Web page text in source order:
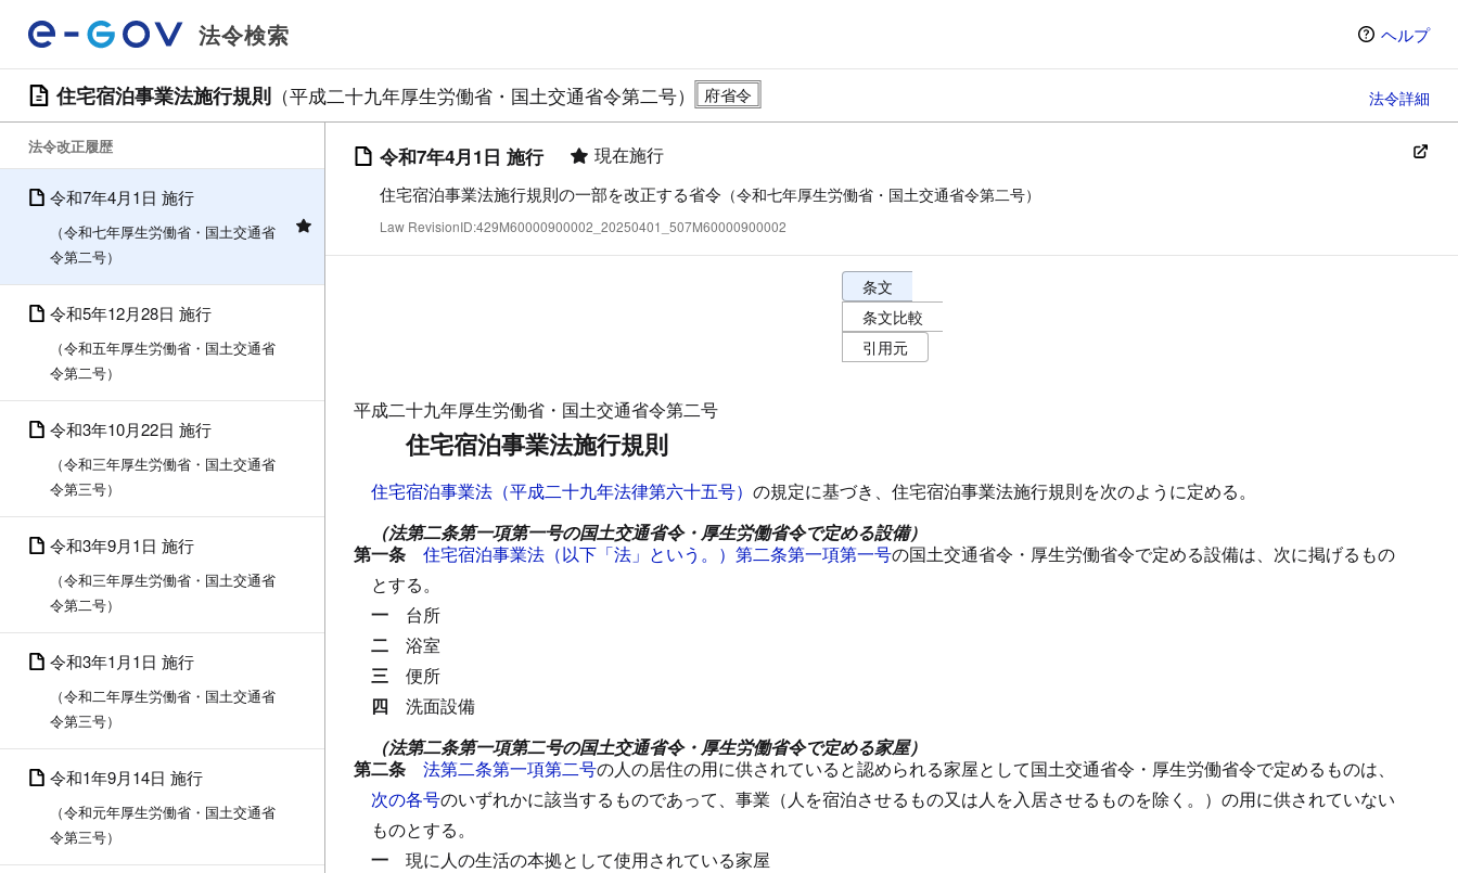
法令検索 ヘルプ
住宅宿泊事業法施行規則 （平成二十九年厚生労働省・国土交通省令第二号） 法令詳細
法令改正履歴
令和7年4月1日 施行
（令和七年厚生労働省・国土交通省
令第二号）
令和5年12月28日 施行
（令和五年厚生労働省・国土交通省
令第二号）
令和3年10月22日 施行
（令和三年厚生労働省・国土交通省
令第三号）
令和3年9月1日 施行
（令和三年厚生労働省・国土交通省
令第二号）
令和3年1月1日 施行
（令和二年厚生労働省・国土交通省
令第三号）
令和1年9月14日 施行
（令和元年厚生労働省・国土交通省
令第三号）
令和7年4月1日 施行 現在施行
住宅宿泊事業法施行規則の一部を改正する省令 （令和七年厚生労働省・国土交通省令第二号）
Law RevisionID:429M60000900002_20250401_507M60000900002
条文表示オプション（選択すると条文の表示方法が変わります）
条文
条文比較
引用元
平成二十九年厚生労働省・国土交通省令第二号
住宅宿泊事業法施行規則
住宅宿泊事業法（平成二十九年法律第六十五号） の規定に基づき、住宅宿泊事業法施行規則を次のように定める。
（法第二条第一項第一号の国土交通省令・厚生労働省令で定める設備）
第一条 住宅宿泊事業法（以下「法」という。）第二条第一項第一号の国土交通省令・厚生労働省令で定める設備は、次に掲げるもの
とする。
一 台所
二 浴室
三 便所
四 洗面設備
（法第二条第一項第二号の国土交通省令・厚生労働省令で定める家屋）
第二条 法第二条第一項第二号の人の居住の用に供されていると認められる家屋として国土交通省令・厚生労働省令で定めるものは、
次の各号のいずれかに該当するものであって、事業（人を宿泊させるもの又は人を入居させるものを除く。）の用に供されていない
ものとする。
一 現に人の生活の本拠として使用されている家屋